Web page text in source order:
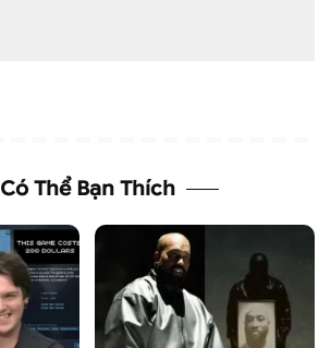
Có Thể Bạn Thích